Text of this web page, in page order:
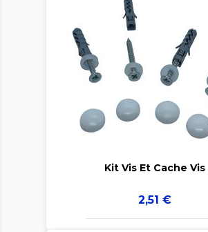

Kit Vis Et Cache Vis
Prix
2,51 €